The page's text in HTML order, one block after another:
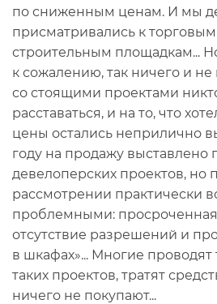
по сниженным ценам. И мы
присматривались к
строительным площадкам...
к сожалению, так ничего и не
со стоящими проектами
расставаться, и на то, что
цены остались неприлично
году на продажу выставлено
девелоперских проектов,
рассмотрении практически
проблемными:
отсутствие разрешений и
в шкафах»... Многие проводят
таких проектов, тратят
ничего не покупают...